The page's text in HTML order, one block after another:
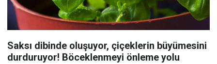
Saksı dibinde oluşuyor, çiçeklerin büyümesini
durduruyor! Böceklenmeyi önleme yolu